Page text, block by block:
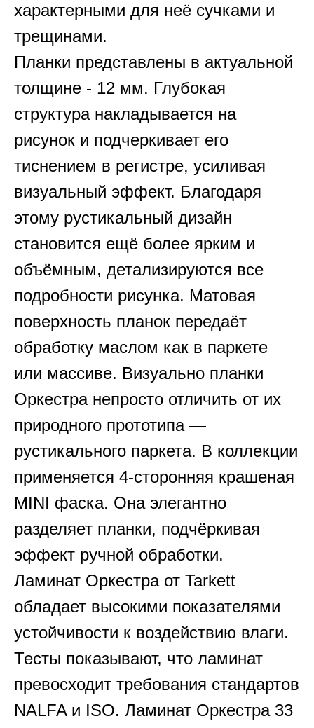
характерными для неё сучками и
трещинами.
Планки представлены в актуальной
толщине - 12 мм. Глубокая
структура накладывается на
рисунок и подчеркивает его
тиснением в регистре, усиливая
визуальный эффект. Благодаря
этому рустикальный дизайн
становится ещё более ярким и
объёмным, детализируются все
подробности рисунка. Матовая
поверхность планок передаёт
обработку маслом как в паркете
или массиве. Визуально планки
Оркестра непросто отличить от их
природного прототипа —
рустикального паркета. В коллекции
применяется 4-сторонняя крашеная
MINI фаска. Она элегантно
разделяет планки, подчёркивая
эффект ручной обработки.
Ламинат Оркестра от Tarkett
обладает высокими показателями
устойчивости к воздействию влаги.
Тесты показывают, что ламинат
превосходит требования стандартов
NALFA и ISO. Ламинат Оркестра 33